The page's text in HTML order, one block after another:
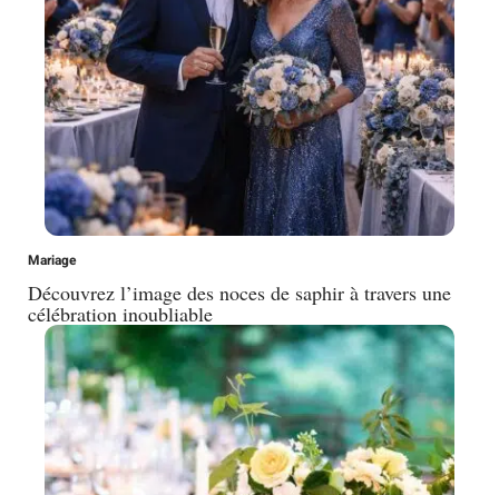
Mariage
Découvrez l’image des noces de saphir à travers une
célébration inoubliable